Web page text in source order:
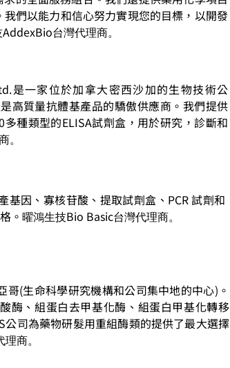
們以能力和信心努力實現您的目標，以開發
AddexBio台灣代理商。
是一家位於加拿大密西沙加的生物技術公
高質量抗體基產品的驕傲供應商。我們提供
種類型的ELISA試劑盒，用於研究，診斷和
。
基因、寡核苷酸、提取試劑盒、PCR 試劑和
。 曜鴻生技Bio Basic台灣代理商。
(生命科學研究機構和公司集中地的中心)。
酶、組蛋白去甲基化酶、組蛋白甲基化轉移
公司為藥物研髮用重組酶類的提供了最大選擇
理商。